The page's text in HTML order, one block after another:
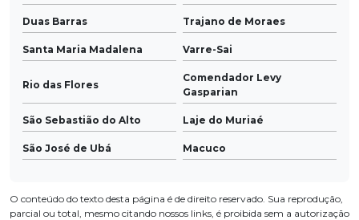
Duas Barras Trajano de Moraes
Santa Maria Madalena Varre-Sai
Rio das Flores
Comendador Levy
Gasparian
São Sebastião do Alto Laje do Muriaé
São José de Ubá Macuco
O conteúdo do texto desta página é de direito reservado. Sua reprodução,
parcial ou total, mesmo citando nossos links, é proibida sem a autorização